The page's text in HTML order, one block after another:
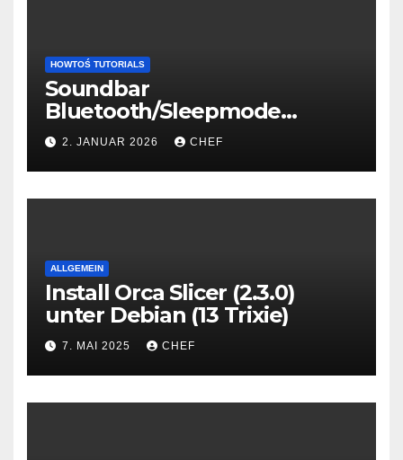
HOWTOŚ TUTORIALS
Soundbar
Bluetooth/Sleepmode
connection fix
2. JANUAR 2026 CHEF
ALLGEMEIN
Install Orca Slicer (2.3.0)
unter Debian (13 Trixie)
7. MAI 2025 CHEF